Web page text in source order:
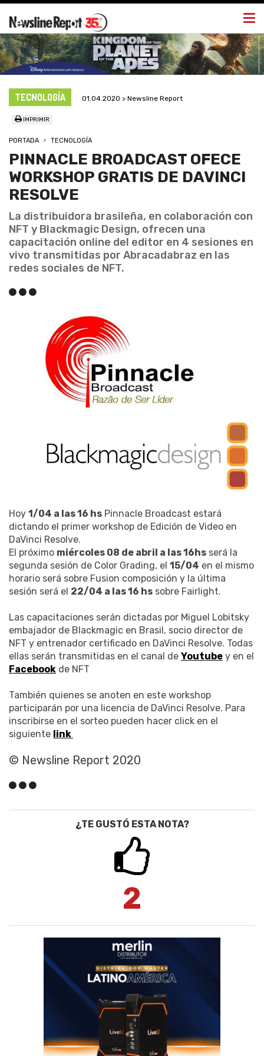
TECNOLOGÍA 01.04.2020 > Newsline Report
IMPRIMIR
PORTADA TECNOLOGÍA
PINNACLE BROADCAST OFECE
WORKSHOP GRATIS DE DAVINCI
RESOLVE
La distribuidora brasileña, en colaboración con
NFT y Blackmagic Design, ofrecen una
capacitación online del editor en 4 sesiones en
vivo transmitidas por Abracadabraz en las
redes sociales de NFT.
Hoy 1/04 a las 16 hs Pinnacle Broadcast estará
dictando el primer workshop de Edición de Video en
DaVinci Resolve.
El próximo miércoles 08 de abril a las 16hs será la
segunda sesión de Color Grading, el 15/04 en el mismo
horario será sobre Fusion composición y la última
sesión será el 22/04 a las 16 hs sobre Fairlight.
Las capacitaciones serán dictadas por Miguel Lobitsky
embajador de Blackmagic en Brasil, socio director de
NFT y entrenador certificado en DaVinci Resolve. Todas
ellas serán transmitidas en el canal de Youtube y en el
Facebook de NFT
También quienes se anoten en este workshop
participarán por una licencia de DaVinci Resolve. Para
inscribirse en el sorteo pueden hacer click en el
siguiente link
© Newsline Report 2020
¿TE GUSTÓ ESTA NOTA?
2